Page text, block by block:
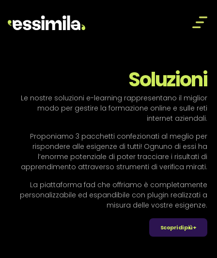
Essimila
Soluzioni
Le nostre soluzioni e-learning rappresentano il miglior
modo per gestire la formazione online e sulle reti
internet aziendali.
Proponiamo 3 pacchetti confezionati al meglio per
rispondere alle esigenze di tutti! Ognuno di essi ha
l’enorme potenziale di poter tracciare i risultati di
apprendimento attraverso strumenti di verifica mirati.
La piattaforma fad che offriamo è completamente
personalizzabile ed espandibile con plugin realizzati a
misura delle vostre esigenze.
Scopri di più+